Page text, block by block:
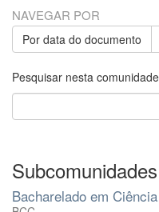
NAVEGAR POR
Por data do documento
Pesquisar nesta
Bacharelado em